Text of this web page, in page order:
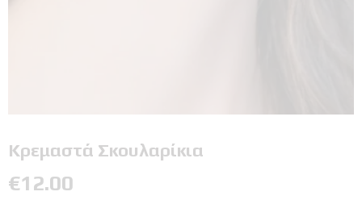
Κρεμαστά Σκουλαρίκια
€12.00